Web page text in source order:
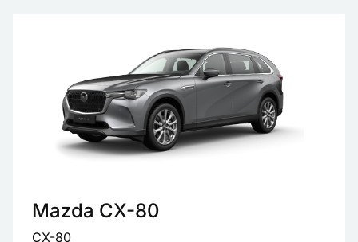
Mazda CX-80
CX-80